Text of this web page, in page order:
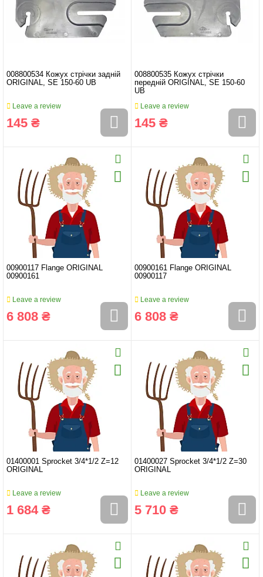
008800534 Кожух стрічки задній
ORIGINAL, SE 150-60 UB
Leave a review
145 ₴
008800535 Кожух стрічки
передній ORIGINAL, SE 150-60
UB
Leave a review
145 ₴
00900117 Flange ORIGINAL
00900161
Leave a review
6 808 ₴
00900161 Flange ORIGINAL
00900117
Leave a review
6 808 ₴
01400001 Sprocket 3/4*1/2 Z=12
ORIGINAL
Leave a review
1 684 ₴
01400027 Sprocket 3/4*1/2 Z=30
ORIGINAL
Leave a review
5 710 ₴